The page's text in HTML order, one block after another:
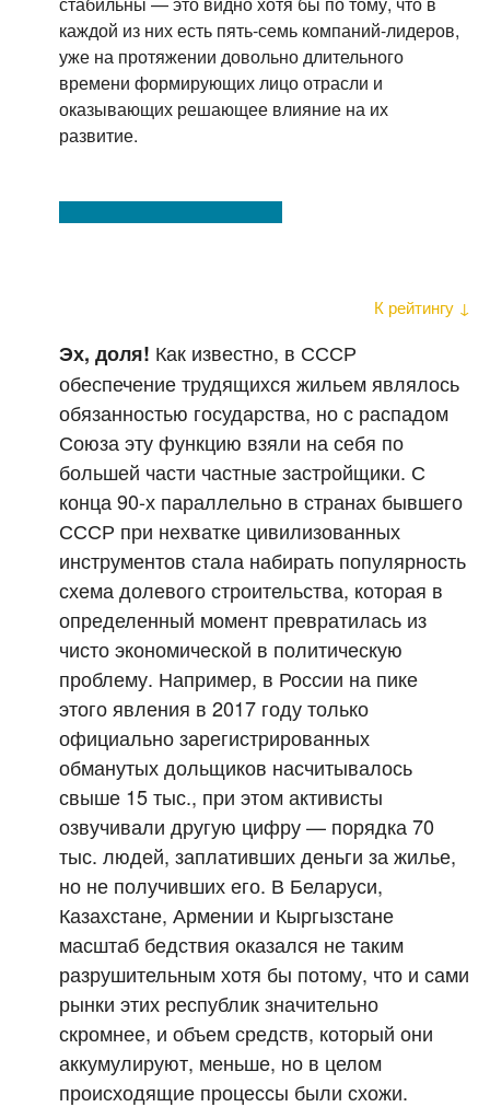
каждой из них есть пять-семь компаний-лидеров,
уже на протяжении довольно длительного
времени формирующих лицо отрасли и
оказывающих решающее влияние на их
развитие.
К рейтингу ↓
Эх, доля! Как известно, в СССР
обеспечение трудящихся жильем являлось
обязанностью государства, но с распадом
Союза эту функцию взяли на себя по
большей части частные застройщики. С
конца 90-х параллельно в странах бывшего
СССР при нехватке цивилизованных
инструментов стала набирать популярность
схема долевого строительства, которая в
определенный момент превратилась из
чисто экономической в политическую
проблему. Например, в России на пике
этого явления в 2017 году только
официально зарегистрированных
обманутых дольщиков насчитывалось
свыше 15 тыс., при этом активисты
озвучивали другую цифру — порядка 70
тыс. людей, заплативших деньги за жилье,
но не получивших его. В Беларуси,
Казахстане, Армении и Кыргызстане
масштаб бедствия оказался не таким
разрушительным хотя бы потому, что и сами
рынки этих республик значительно
скромнее, и объем средств, который они
аккумулируют, меньше, но в целом
происходящие процессы были схожи.